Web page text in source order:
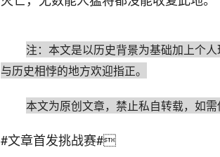
注：本文是以历史背景为基础加上个
与历史相悖的地方欢迎指正。
本文为原创文章，禁止私自转载，如需
#文章首发挑战赛#